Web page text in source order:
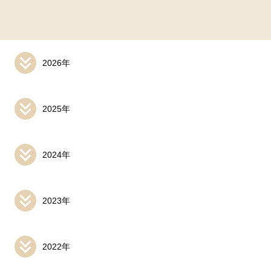
2026年
2025年
2024年
2023年
2022年